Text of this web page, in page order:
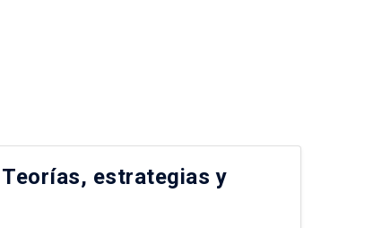
estrategias y